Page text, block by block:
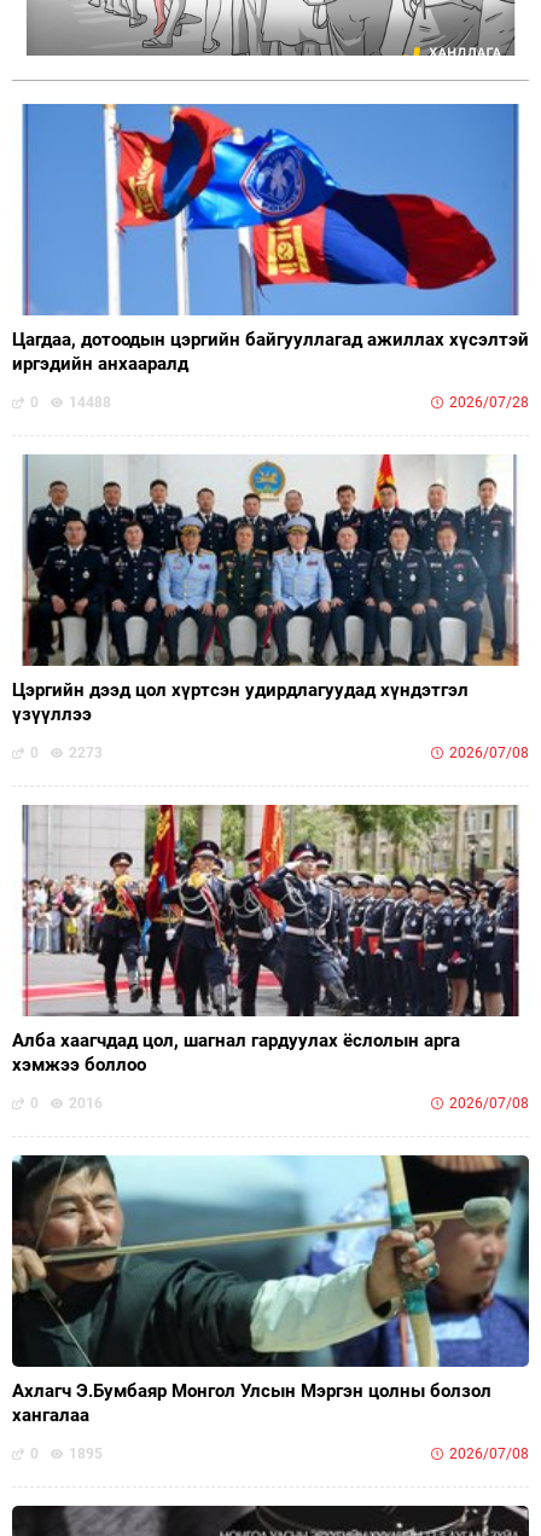
Цагдаа, дотоодын цэргийн байгууллагад ажиллах хүсэлтэй
иргэдийн анхааралд
0 14488 2026/07/28
Цэргийн дээд цол хүртсэн удирдлагуудад хүндэтгэл
үзүүллээ
0 2273 2026/07/08
Алба хаагчдад цол, шагнал гардуулах ёслолын арга
хэмжээ боллоо
0 2016 2026/07/08
Ахлагч Э.Бумбаяр Монгол Улсын Мэргэн цолны болзол
хангалаа
0 1895 2026/07/08